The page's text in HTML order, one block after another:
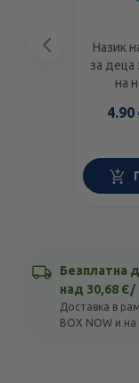
Назик
за деца за отпушване
на
4.90
Безплатна
над 30,68 Є/
Доставка в
BOX NOW и